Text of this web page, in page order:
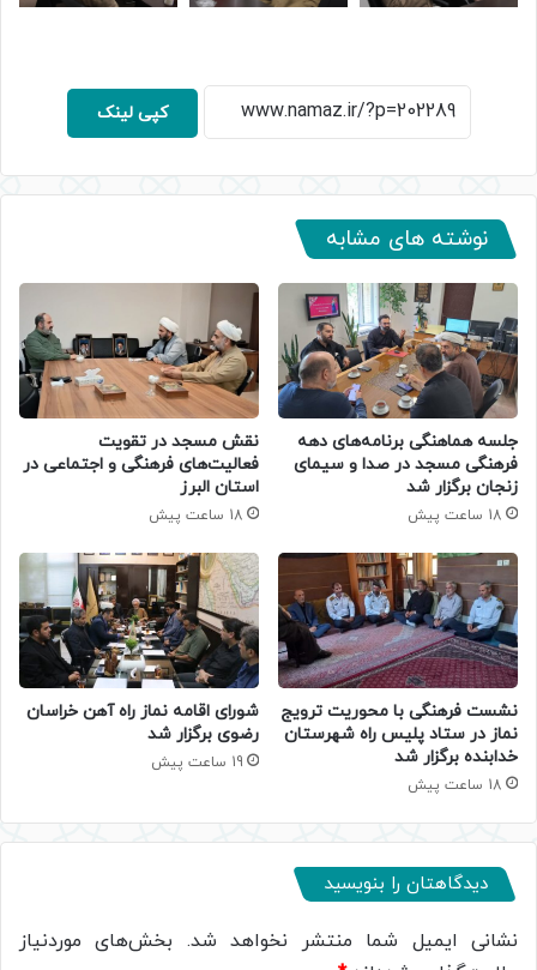
کپی لینک
نوشته های مشابه
جلسه هماهنگی برنامه‌های دهه
فرهنگی مسجد در صدا و سیمای
زنجان برگزار شد
18 ساعت پیش
نقش مسجد در تقویت
فعالیت‌های فرهنگی و اجتماعی در
استان البرز
18 ساعت پیش
نشست فرهنگی با محوریت ترویج
نماز در ستاد پلیس راه شهرستان
خدابنده برگزار شد
18 ساعت پیش
شورای اقامه نماز راه آهن خراسان
رضوی برگزار شد
19 ساعت پیش
دیدگاهتان را بنویسید
نشانی ایمیل شما منتشر نخواهد شد. بخش‌های موردنیاز